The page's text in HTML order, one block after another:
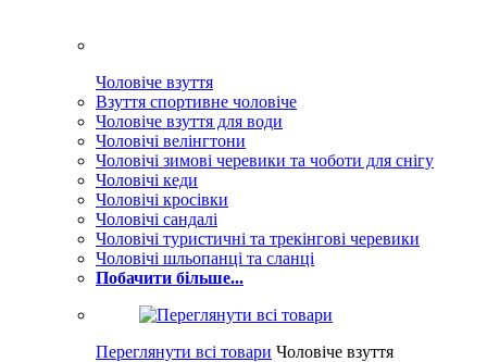
Чоловіче взуття
Взуття спортивне чоловіче
Чоловіче взуття для води
Чоловічі велінгтони
Чоловічі зимові черевики та чоботи для снігу
Чоловічі кеди
Чоловічі кросівки
Чоловічі сандалі
Чоловічі туристичні та трекінгові черевики
Чоловічі шльопанці та сланці
Побачити більше...
Переглянути всі товари Чоловіче взуття